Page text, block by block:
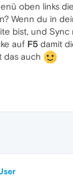
oben links
Wenn du in
bist, und Sync
auf F5 damit
das auch